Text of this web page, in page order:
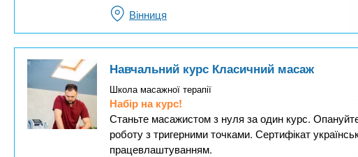
Вінниця
Навчальний курс Класичний масаж
Школа масажної терапії
Набір на курс!
Станьте масажистом з нуля за один курс.
роботу з тригерними точками. Сертифікат
працевлаштуванням.